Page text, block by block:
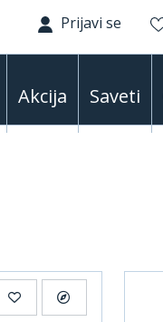
Prijavi se
Akcija Saveti